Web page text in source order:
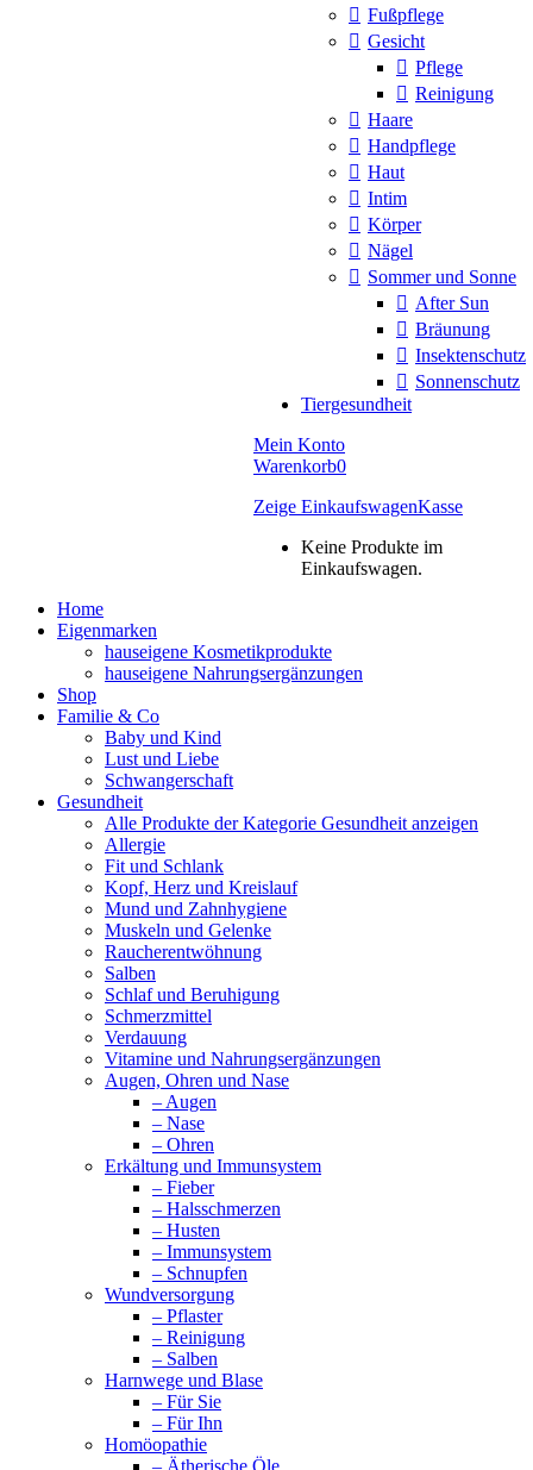
Fußpflege
Gesicht
Pflege
Reinigung
Haare
Handpflege
Haut
Intim
Körper
Nägel
Sommer und Sonne
After Sun
Bräunung
Insektenschutz
Sonnenschutz
Tiergesundheit
Mein Konto
Warenkorb0
Zeige EinkaufswagenKasse
Keine Produkte im
Einkaufswagen.
Home
Eigenmarken
hauseigene Kosmetikprodukte
hauseigene Nahrungsergänzungen
Shop
Familie & Co
Baby und Kind
Lust und Liebe
Schwangerschaft
Gesundheit
Alle Produkte der Kategorie Gesundheit anzeigen
Allergie
Fit und Schlank
Kopf, Herz und Kreislauf
Mund und Zahnhygiene
Muskeln und Gelenke
Raucherentwöhnung
Salben
Schlaf und Beruhigung
Schmerzmittel
Verdauung
Vitamine und Nahrungsergänzungen
Augen, Ohren und Nase
– Augen
– Nase
– Ohren
Erkältung und Immunsystem
– Fieber
– Halsschmerzen
– Husten
– Immunsystem
– Schnupfen
Wundversorgung
– Pflaster
– Reinigung
– Salben
Harnwege und Blase
– Für Sie
– Für Ihn
Homöopathie
– Ätherische Öle